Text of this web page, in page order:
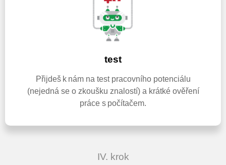
test
Přijdeš k nám na test pracovního potenciálu
(nejedná se o zkoušku znalostí) a krátké ověření
práce s počítačem.
IV. krok